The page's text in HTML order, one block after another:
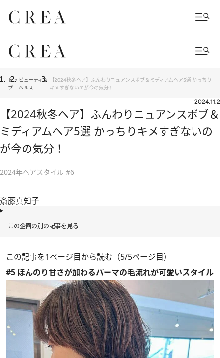
トッ
プ
ビューティ＆
ヘルス
【2024秋冬ヘア】ふんわりニュアンスボブ＆ミディアムヘア5選 かっちり
キメすぎないのが今の気分！
2024.11.2
【2024秋冬ヘア】ふんわりニュアンスボブ＆
ミディアムヘア5選 かっちりキメすぎないの
が今の気分！
2024年ヘアスタイル #6
斎藤真知子
この企画の別の記事を見る
この記事を1ページ目から読む（5/5ページ目）
#5 ほんのり甘さが加わるパーマの毛流れが可愛いスタイル